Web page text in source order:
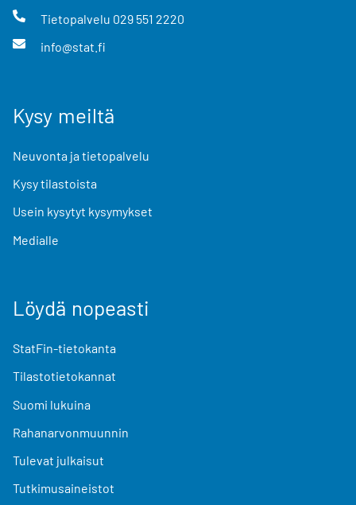
Tietopalvelu 029 551 2220
info@stat.fi
Kysy meiltä
Neuvonta ja tietopalvelu
Kysy tilastoista
Usein kysytyt kysymykset
Medialle
Löydä nopeasti
StatFin-tietokanta
Tilastotietokannat
Suomi lukuina
Rahanarvonmuunnin
Tulevat julkaisut
Tutkimusaineistot